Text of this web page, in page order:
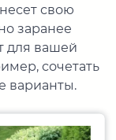
свою
заранее
для вашей
сочетать
варианты.